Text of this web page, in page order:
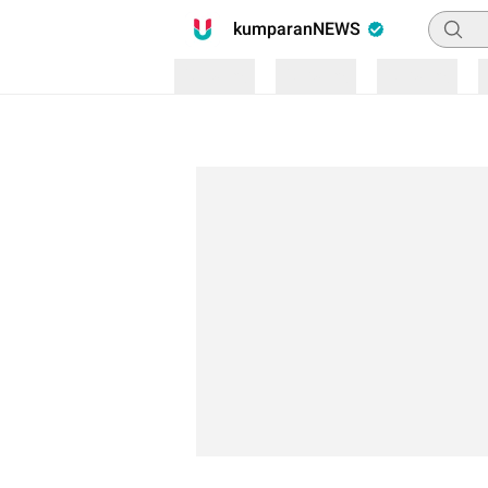
kumparanNEWS